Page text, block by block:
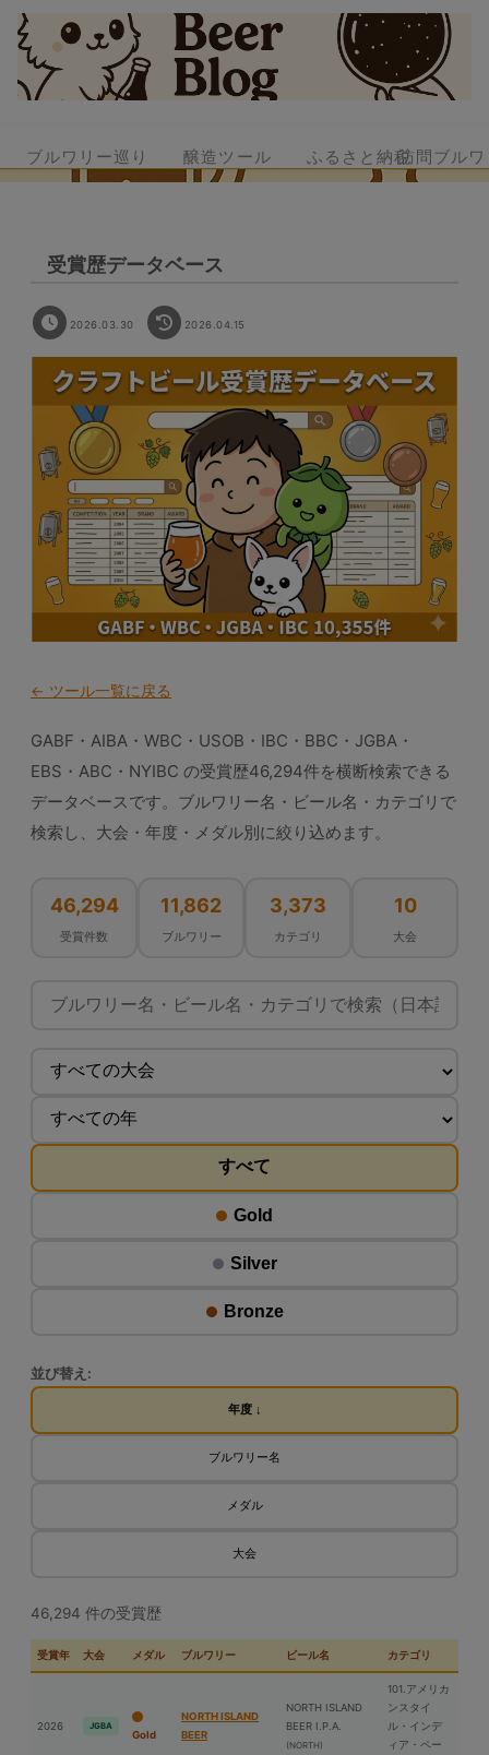
ブルワリー巡り 醸造ツール ふるさと納税訪問ブル
受賞歴データベース
2026.03.30 2026.04.15
← ツール一覧に戻る
GABF・AIBA・WBC・USOB・IBC・BBC・JGBA・
EBS・ABC・NYIBC の受賞歴46,294件を横断検索できる
データベースです。ブルワリー名・ビール名・カテゴリで
検索し、大会・年度・メダル別に絞り込めます。
46,294
受賞件数
11,862
ブルワリー
3,373
カテゴリ
10
大会
すべて
Gold
Silver
Bronze
並び替え:
年度 ↓
ブルワリー名
メダル
大会
46,294 件の受賞歴
受賞年 大会 メダル ブルワリー ビール名 カテゴリ
2026 JGBA
Gold
NORTH ISLAND
BEER
NORTH ISLAND
BEER I.P.A.
(NORTH)
101.アメリカ
ンスタイ
ル・インデ
ィア・ペー